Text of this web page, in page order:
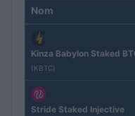
Nom
Kinza Babylon Staked
(KBTC)
Stride Staked Injective